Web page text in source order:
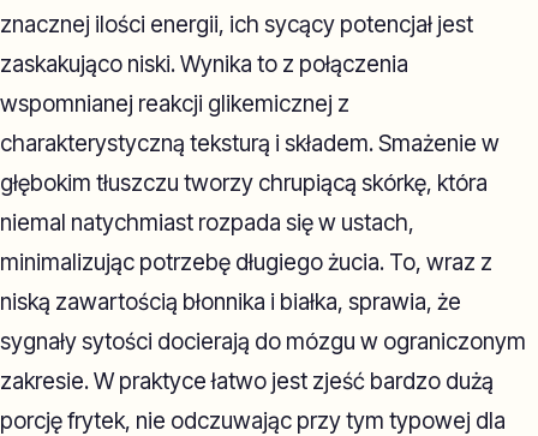
znacznej ilości energii, ich sycący potencjał jest
zaskakująco niski. Wynika to z połączenia
wspomnianej reakcji glikemicznej z
charakterystyczną teksturą i składem. Smażenie w
głębokim tłuszczu tworzy chrupiącą skórkę, która
niemal natychmiast rozpada się w ustach,
minimalizując potrzebę długiego żucia. To, wraz z
niską zawartością błonnika i białka, sprawia, że
sygnały sytości docierają do mózgu w ograniczonym
zakresie. W praktyce łatwo jest zjeść bardzo dużą
porcję frytek, nie odczuwając przy tym typowej dla